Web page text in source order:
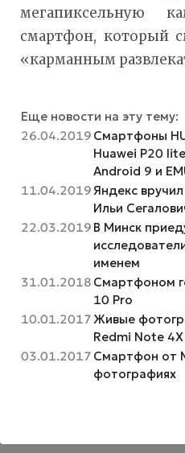
мегапиксельную
смартфон, который
«карманным
Еще новости на эту тему:
26.04.2019 Смартфоны
Huawei P20
Android 9 и
11.04.2019Яндекс
Ильи
22.03.2019 В Минск
именем
31.01.2018 Смартфоном
10 Pro
10.01.2017Живые
Redmi Note 4X
03.01.2017 Смартфон от
фотографиях